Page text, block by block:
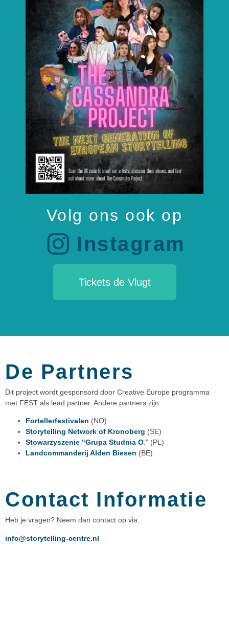
Volg ons ook op
Instagram
Tickets de Vlugt
De Partners
Dit project wordt gesponsord door Creative Europe programma
met FEST als lead partner. Andere partners zijn:
Fortellerfestivalen (NO)
Storytelling Network of Kronoberg (SE)
Stowarzyszenie “Grupa Studnia O .” (PL)
Landcommanderij Alden Biesen (BE)
Contact Informatie
Heb je vragen? Neem dan contact op via:
info@storytelling-centre.nl